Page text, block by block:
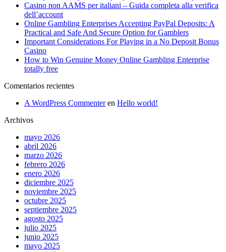
Casino non AAMS per italiani – Guida completa alla verifica
dell’account
Online Gambling Enterprises Accepting PayPal Deposits: A
Practical and Safe And Secure Option for Gamblers
Important Considerations For Playing in a No Deposit Bonus
Casino
How to Win Genuine Money Online Gambling Enterprise
totally free
Comentarios recientes
A WordPress Commenteren Hello world!
Archivos
mayo 2026
abril 2026
marzo 2026
febrero 2026
enero 2026
diciembre 2025
noviembre 2025
octubre 2025
septiembre 2025
agosto 2025
julio 2025
junio 2025
mayo 2025